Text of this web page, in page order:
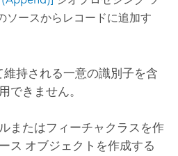
ソースからレコードに追加す
持される一意の識別子を含
できません。
またはフィーチャクラスを作
ス オブジェクトを作成する